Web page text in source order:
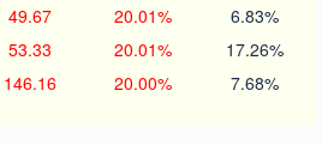
49.67 20.01% 6.83%
53.33 20.01% 17.26%
146.16 20.00% 7.68%